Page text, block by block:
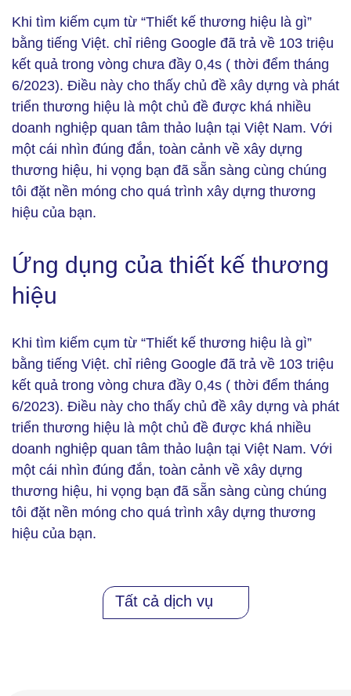
Khi tìm kiếm cụm từ “Thiết kế thương hiệu là gì”
bằng tiếng Việt. chỉ riêng Google đã trả về 103 triệu
kết quả trong vòng chưa đầy 0,4s ( thời đểm tháng
6/2023). Điều này cho thấy chủ đề xây dựng và phát
triển thương hiệu là một chủ đề được khá nhiều
doanh nghiệp quan tâm thảo luận tại Việt Nam. Với
một cái nhìn đúng đắn, toàn cảnh về xây dựng
thương hiệu, hi vọng bạn đã sẵn sàng cùng chúng
tôi đặt nền móng cho quá trình xây dựng thương
hiệu của bạn.
Ứng dụng của thiết kế thương
hiệu
Khi tìm kiếm cụm từ “Thiết kế thương hiệu là gì”
bằng tiếng Việt. chỉ riêng Google đã trả về 103 triệu
kết quả trong vòng chưa đầy 0,4s ( thời đểm tháng
6/2023). Điều này cho thấy chủ đề xây dựng và phát
triển thương hiệu là một chủ đề được khá nhiều
doanh nghiệp quan tâm thảo luận tại Việt Nam. Với
một cái nhìn đúng đắn, toàn cảnh về xây dựng
thương hiệu, hi vọng bạn đã sẵn sàng cùng chúng
tôi đặt nền móng cho quá trình xây dựng thương
hiệu của bạn.
Tất cả dịch vụ